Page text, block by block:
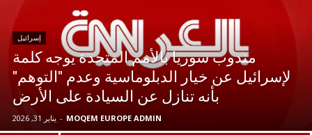
إسرائيل
مندوب سوريا بالأمم المتحدة يوجه كلمة
لإسرائيل عن خيار الدبلوماسية وعدم "التوهم"
بأنه تنازل عن السيادة على الأرض
MOQEM EUROPE ADMIN
- يناير 31, 2026